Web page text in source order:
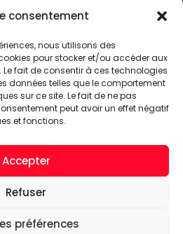
consentement
nous utilisons des
pour stocker et/ou accéder aux
fait de consentir à ces technologies
données telles que le comportement
sur ce site. Le fait de ne pas
peut avoir un effet négatif
et fonctions.
Accepter
Refuser
préférences